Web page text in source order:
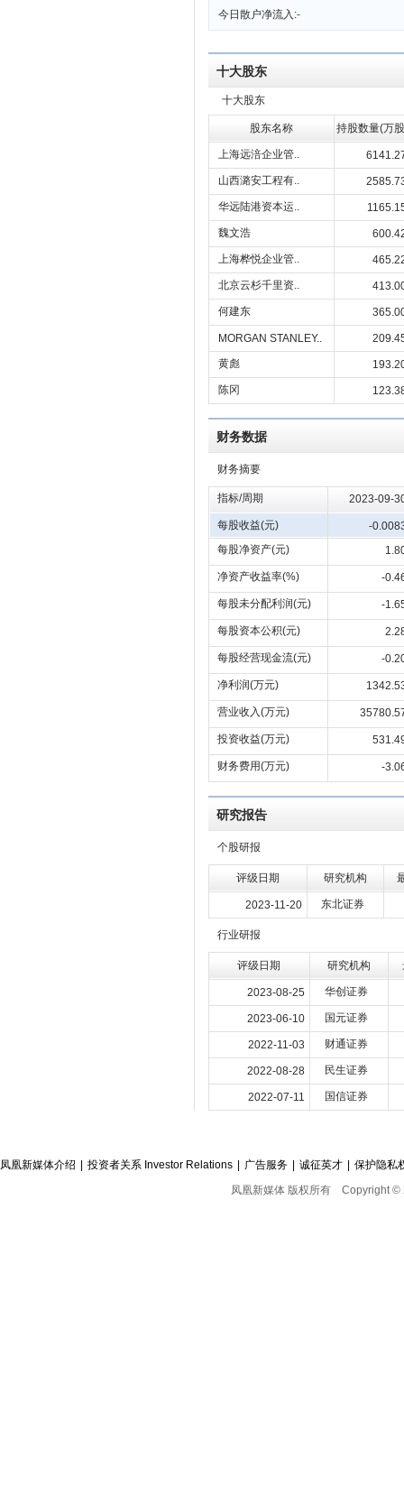
今日散户净流入:-
十大股东
十大股东
股东名称 持股数量(万
上海远涪企业管..
山西潞安工程有..
华远陆港资本运..
魏文浩
上海桦悦企业管..
北京云杉千里资..
何建东
MORGAN STANLEY..
黄彪
陈冈
财务数据
财务摘要
指标/周期 2023-09-
每股收益(元)
-
每股净资产(元)
净资产收益率(%) -
每股未分配利润(元) -
每股资本公积(元)
每股经营现金流(元) -
净利润(万元)
营业收入(万元)
投资收益(万元)
财务费用(万元) -
研究报告
个股研报
评级日期 研究机构
2023-11-20 东北证券
行业研报
评级日期 研究机构
2023-08-25 华创证券
2023-06-10 国元证券
2022-11-03 财通证券
2022-08-28 民生证券
2022-07-11 国信证券
凤凰新媒体介绍 投资者关系 Investor Relations 广告服务 诚征英才
保护隐私
凤凰新媒体 版权所有 Copyright ©